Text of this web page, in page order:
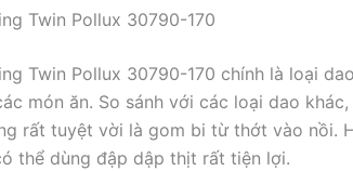
Twin Pollux 30790-170
Twin Pollux 30790-170 chính là loại
món ăn. So sánh với các loại dao
rất tuyệt vời là gom bi từ thớt vào nồi.
thể dùng đập dập thịt rất tiện lợi.